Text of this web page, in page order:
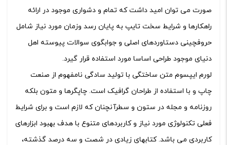
صورت می توان امید داشت که تمام و دشواری موجود در ارائه
راهکارها و شرایط سخت تایپ به پایان رسد وزمان مورد نیاز شامل
حروفچینی دستاوردهای اصلی و جوابگوی سوالات پیوسته اهل
دنیای موجود طراحی اساسا مورد استفاده قرار گیرد.
لورم ایپسوم متن ساختگی با تولید سادگی نامفهوم از صنعت
چاپ و با استفاده از طراحان گرافیک است. چاپگرها و متون بلکه
روزنامه و مجله در ستون و سطرآنچنان که لازم است و برای شرایط
فعلی تکنولوژی مورد نیاز و کاربردهای متنوع با هدف بهبود ابزارهای
کاربردی می باشد. کتابهای زیادی در شصت و سه درصد گذشته،